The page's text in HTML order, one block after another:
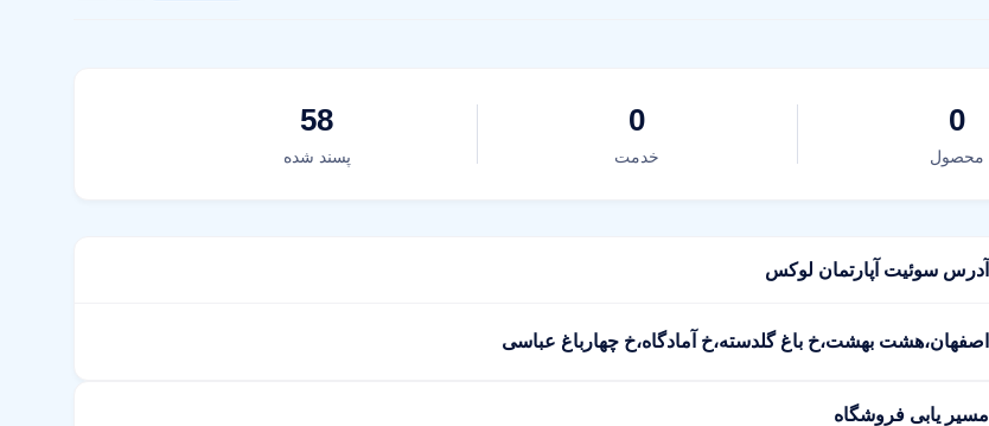
0
محصول
0
خدمت
58
پسند شده
آدرس سوئیت آپارتمان لوکس
اصفهان،هشت بهشت،خ باغ گلدسته،خ آمادگاه،خ چهارباغ عباسی
مسیر یابی فروشگاه